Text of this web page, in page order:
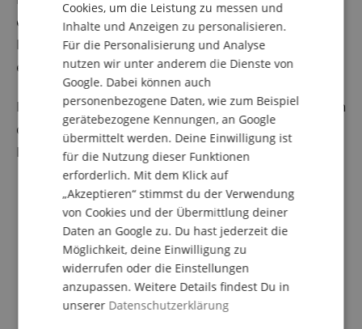
oder Kunststoff) mit seinen Vibrationen die
Luftsäule im Instrument in Schwingung - und
erzeugt so den Ton.
Kurz gesagt: Nicht das Material entscheidet, sondern
die Spielweise. Deshalb ist auch eine Tuba aus
Kunststoff ganz klar ein Blechblasinstrument.
SPANISH
Cookies, um die Leistung zu messen und
Inhalte und Anzeigen zu personalisieren.
Für die Personalisierung und Analyse
nutzen wir unter anderem die Dienste von
Google. Dabei können auch
personenbezogene Daten, wie zum Beispiel
gerätebezogene Kennungen, an Google
übermittelt werden. Deine Einwilligung ist
für die Nutzung dieser Funktionen
erforderlich. Mit dem Klick auf
„Akzeptieren“ stimmst du der Verwendung
von Cookies und der Übermittlung deiner
Daten an Google zu. Du hast jederzeit die
Möglichkeit, deine Einwilligung zu
widerrufen oder die Einstellungen
anzupassen. Weitere Details findest Du in
unserer Datenschutzerklärung